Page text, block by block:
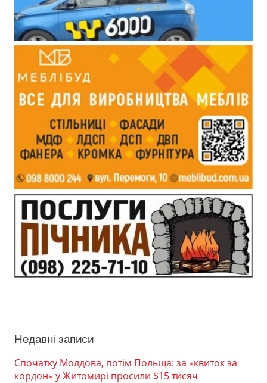
Недавні записи
Спочатку Молдова, потім Польща: за «квиток за
кордон» у Житомирі просили $15 тисяч